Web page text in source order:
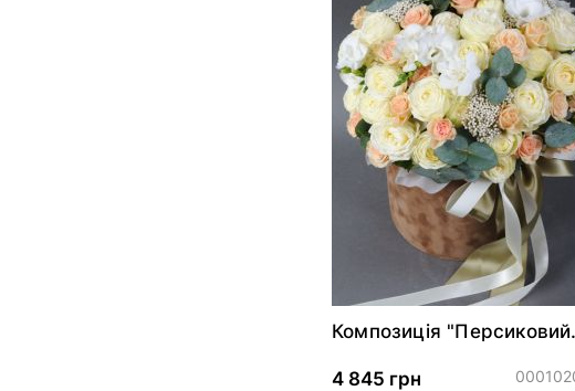
Композиція "Персиковий
4 845 грн